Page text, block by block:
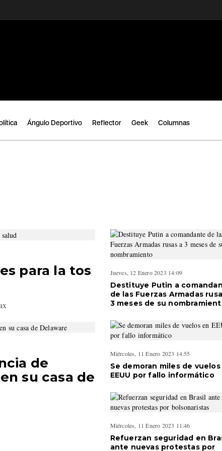
Ángulo Deportivo Reflector Geek Columnas
para la tos
de
su casa de
Jueves, 12 Enero 2023 14:09
Destituye Putin a
de las Fuerzas Armadas
3 meses de su
Miércoles, 11 Enero 2023 14:55
Se demoran miles de vuelos
EEUU por fallo informático
Miércoles, 11 Enero 2023 11:46
Refuerzan seguridad en
ante nuevas protestas por